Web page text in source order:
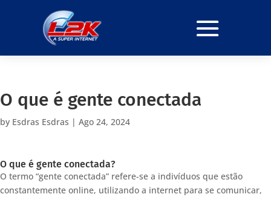
O que é gente conectada
by Esdras Esdras | Ago 24, 2024
O que é gente conectada?
O termo “gente conectada” refere-se a indivíduos que estão
constantemente online, utilizando a internet para se comunicar,